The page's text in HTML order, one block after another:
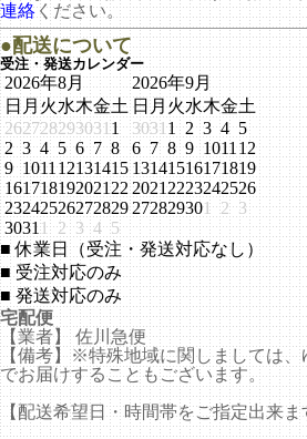
連絡ください。
●配送について
受注・発送カレンダー
2026年8月
日月火水木金土
2627282930311
2 3 4 5 6 7 8
9 101112131415
16171819202122
23242526272829
30311 2 3 4 5
2026年9月
日月火水木金土
30311 2 3 4 5
6 7 8 9 101112
13141516171819
20212223242526
272829301 2 3
■休業日（受注・発送対応なし）
■受注対応のみ
■発送対応のみ
宅配便
【業者】 佐川急便
【備考】※特殊地域に関しましては、
でお届けすることもございます。
【配送希望日・時間帯をご指定出来ま